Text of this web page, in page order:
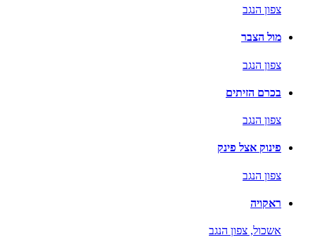
צפון הנגב
מול הצבר
צפון הנגב
בכרם הזיתים
צפון הנגב
פינוק אצל פינק
צפון הנגב
ראקויה
אשכול, צפון הנגב